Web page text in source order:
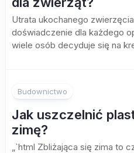
Utrata ukochanego
doświadczenie dla każdego
wiele osób decyduje się na
Budownictwo
Jak uszczelnić
zimę?
„`html Zbliżająca się zima to